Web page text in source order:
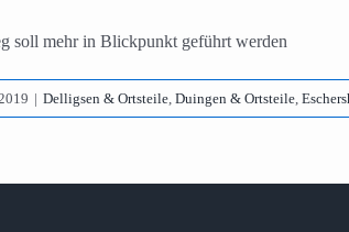
soll mehr in Blickpunkt geführt werden
| Delligsen & Ortsteile, Duingen & Ortsteile,